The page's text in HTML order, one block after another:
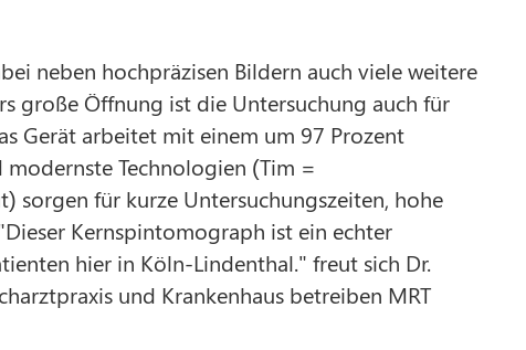
neben hochpräzisen Bildern auch viele weitere
große Öffnung ist die Untersuchung auch für
Gerät arbeitet mit einem um 97 Prozent
Technologien (Tim =
für kurze Untersuchungszeiten, hohe
Kernspintomograph ist ein echter
hier in Köln-Lindenthal." freut sich Dr.
und Krankenhaus betreiben MRT